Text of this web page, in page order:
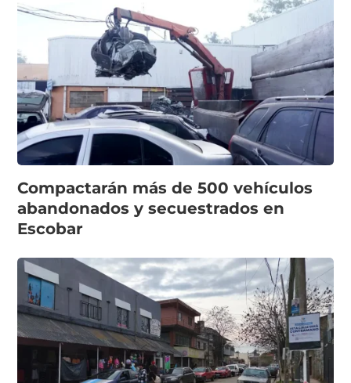
Compactarán más de 500 vehículos
abandonados y secuestrados en
Escobar